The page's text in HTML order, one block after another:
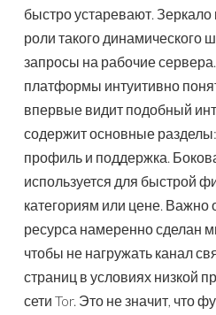
быстро устаревают. Зеркало
роли такого динамического
запросы на рабочие
платформы интуитивно
впервые видит подобный
содержит основные разделы:
профиль и поддержка.
используется для быстрой
категориям или цене. Важно
ресурса намеренно сделан
чтобы не нагружать канал
страниц в условиях низкой
сети Tor. Это не значит, что